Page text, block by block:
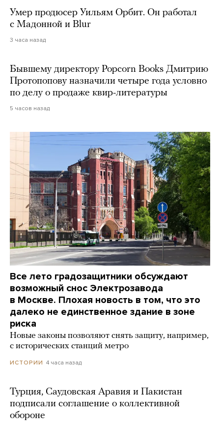
Умер продюсер Уильям Орбит. Он работал
с Мадонной и Blur
3 часа назад
Бывшему директору Popcorn Books Дмитрию
Протопопову назначили четыре года условно
по делу о продаже квир-литературы
5 часов назад
Все лето градозащитники обсуждают
возможный снос Электрозавода
в Москве. Плохая новость в том, что это
далеко не единственное здание в зоне
риска
Новые законы позволяют снять защиту, например,
с исторических станций метро
ИСТОРИИ 4 часа назад
Турция, Саудовская Аравия и Пакистан
подписали соглашение о коллективной
обороне